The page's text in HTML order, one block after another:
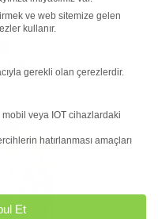
ve web sitemize gelen
kullanır.
gerekli olan çerezlerdir.
veya IOT cihazlardaki
hatırlanması amaçları
Et